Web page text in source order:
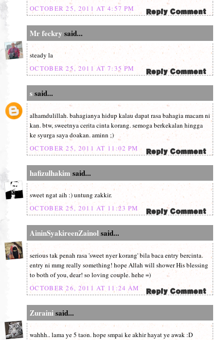
OCTOBER 25, 2011 AT 4:57 PM
Mr feckry said...
steady la
OCTOBER 25, 2011 AT 7:35 PM
ssaid...
alhamdulillah. bahagianya hidup kalau dapat rasa bahagia macam ni
kan. btw, sweetnya cerita cinta korang. semoga berkekalan hingga
ke syurga saya doakan. aminn ;)
OCTOBER 25, 2011 AT 11:02 PM
hafizulhakim said...
sweet ngat aih :) untung zakkir.
OCTOBER 25, 2011 AT 11:23 PM
AininSyakireenZainolsaid...
serious tak penah rasa 'sweet nyer korang' bila baca entry bercinta.
entry ni mmg really something! hope Allah will shower His blessing
to both of you, dear! so loving couple. hehe =)
OCTOBER 26, 2011 AT 11:24 AM
Zurainisaid...
wahhh.. lama ye 5 taon. hope smpai ke akhir hayat ye awak :D